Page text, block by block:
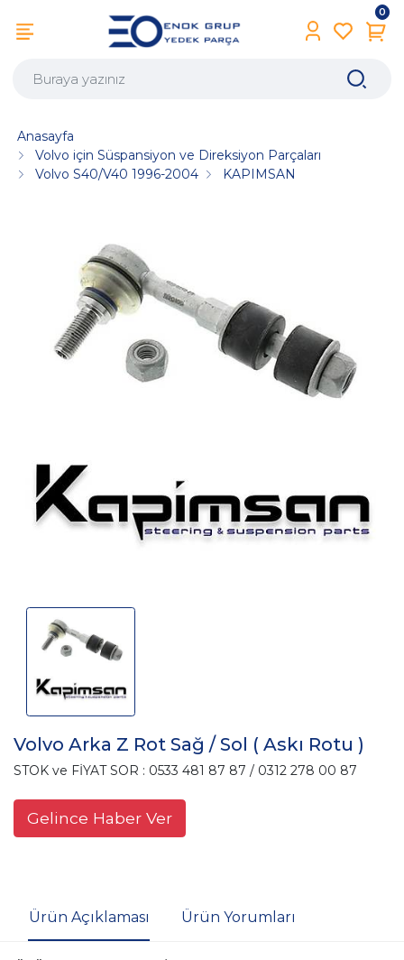
0
Anasayfa
Volvo için Süspansiyon ve Direksiyon Parçaları
Volvo S40/V40 1996-2004
KAPIMSAN
Volvo Arka Z Rot Sağ / Sol ( Askı Rotu )
STOK ve FİYAT SOR : 0533 481 87 87 / 0312 278 00 87
Gelince Haber Ver
Ürün Açıklaması Ürün Yorumları